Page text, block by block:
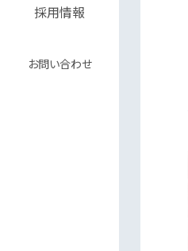
採用情報
お問い合わせ